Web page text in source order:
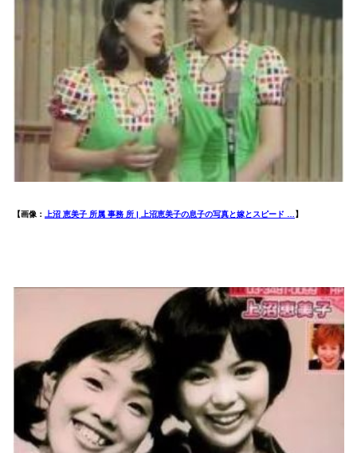
【画像： 上沼 恵美子 所属 事務 所 | 上沼恵美子の息子の写真と嫁とスピード … 】